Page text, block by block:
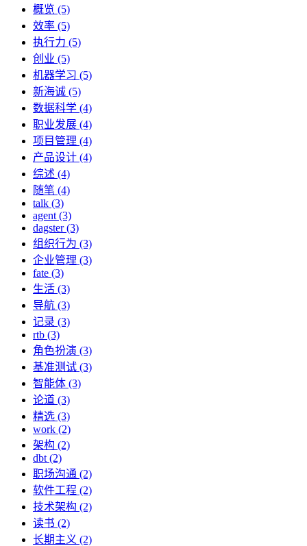
概览 (5)
效率 (5)
执行力 (5)
创业 (5)
机器学习 (5)
新海诚 (5)
数据科学 (4)
职业发展 (4)
项目管理 (4)
产品设计 (4)
综述 (4)
随笔 (4)
talk (3)
agent (3)
dagster (3)
组织行为 (3)
企业管理 (3)
fate (3)
生活 (3)
导航 (3)
记录 (3)
rtb (3)
角色扮演 (3)
基准测试 (3)
智能体 (3)
论道 (3)
精选 (3)
work (2)
架构 (2)
dbt (2)
职场沟通 (2)
软件工程 (2)
技术架构 (2)
读书 (2)
长期主义 (2)